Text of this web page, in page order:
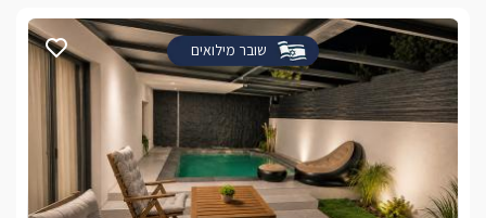
שובר מילואים